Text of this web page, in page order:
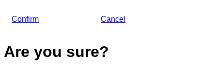
Confirm Cancel
Are you sure?